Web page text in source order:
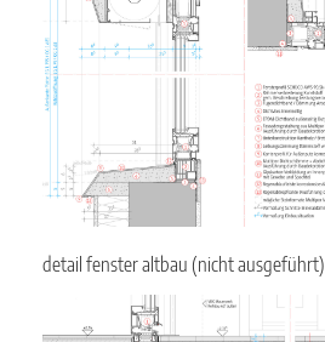
detail fenster altbau (nicht ausgeführt)